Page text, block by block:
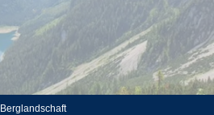
Berglandschaft